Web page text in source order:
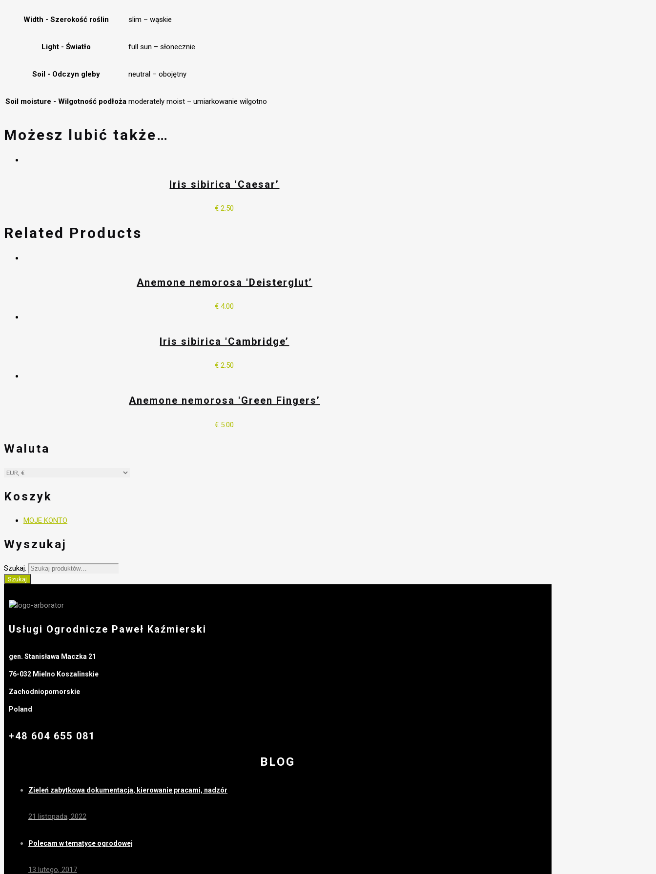
Width - Szerokość roślin slim – wąskie
Light - Światło full sun – słonecznie
Soil - Odczyn gleby neutral – obojętny
Soil moisture - Wilgotność podłoża moderately moist – umiarkowanie wilgotno
Możesz lubić także…
Iris sibirica 'Caesar’
€ 2.50
Related Products
Anemone nemorosa 'Deisterglut’
€ 4.00
Iris sibirica 'Cambridge’
€ 2.50
Anemone nemorosa 'Green Fingers’
€ 5.00
Waluta
Koszyk
MOJE KONTO
Wyszukaj
Szukaj:
Szukaj
Usługi Ogrodnicze Paweł Kaźmierski
gen. Stanisława Maczka 21
76-032 Mielno Koszalinskie
Zachodniopomorskie
Poland
+48 604 655 081
BLOG
Zieleń zabytkowa dokumentacja, kierowanie pracami, nadzór
21 listopada, 2022
Polecam w tematyce ogrodowej
13 lutego, 2017